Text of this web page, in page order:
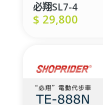
必翔SL7-4
$ 29,800